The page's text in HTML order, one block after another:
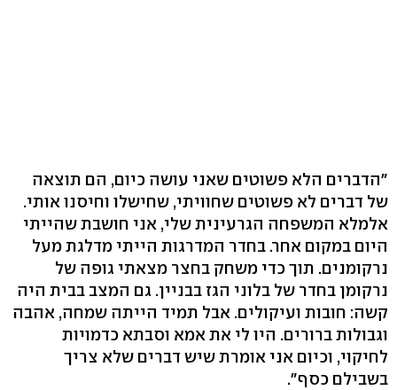
"הדברים הלא פשוטים שאני עושה כיום, הם תוצאה
של דברים לא פשוטים שחוויתי, שחישלו וחיסנו אותי.
אלמלא המשפחה הגרעינית שלי, אני חושבת שהייתי
היום במקום אחר. בחדר המדרגות הייתי מדלגת מעל
נרקומנים. תוך כדי משחק בחצר מצאתי גופה של
נרקומן בחדר של בלוני הגז בבניין. גם המצב בבית היה
קשה: חובות ועיקולים. אבל תמיד הייתה שמחה, אהבה
וגבולות ברורים. היו לי את אמא וסבתא כדמויות
לחיקוי, וכיום אני אומרת שיש דברים שלא צריך
בשבילם כסף".